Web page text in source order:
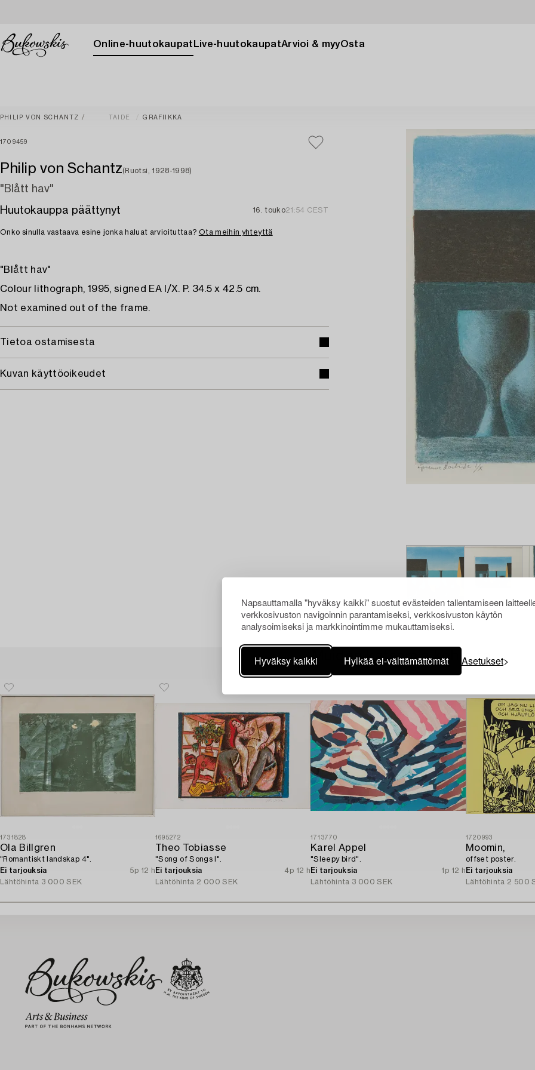
Napsauttamalla "hyväksy kaikki" suostut evästeiden tallentamiseen
verkkosivuston navigoinnin parantamiseksi, verkkosivuston käytön
analysoimiseksi ja markkinointimme mukauttamiseksi.
Hyväksy kaikki Hylkää ei-välttämättömät Asetukset
Online-huutokaupat Live-huutokaupatArvioi & myyOsta
PHILIP VON SCHANTZ TAIDE GRAFIIKKA
1709459
Philip von Schantz(Ruotsi, 1928-1998)
"Blått hav"
Huutokauppa päättynyt
16. touko21:54 CEST
Onko sinulla vastaava esine jonka haluat arvioituttaa? Ota meihin yhteyttä
"Blått hav"
Colour lithograph, 1995, signed EA I/X. P. 34.5 x 42.5 cm.
Not examined out of the frame.
Tietoa ostamisesta
Kuvan käyttöoikeudet
Muiden katsomia kohteita
1731828
Ola Billgren
"Romantiskt landskap 4".
Ei tarjouksia
5p 12 h
Lähtöhinta 3 000 SEK
1695272
Theo Tobiasse
"Song of Songs I".
Ei tarjouksia
4p 12 h
Lähtöhinta 2 000 SEK
1713770
Karel Appel
"Sleepy bird".
Ei tarjouksia
1p 12 h
Lähtöhinta 3 000 SEK
1720993
Moomin,
offset poster.
Ei tarjouksia
Lähtöhinta 2 500